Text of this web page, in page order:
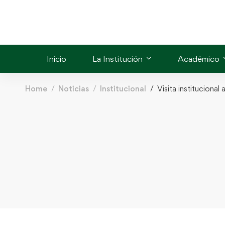
Inicio La Institución Académico
Home Noticias Institucional Visita institucional